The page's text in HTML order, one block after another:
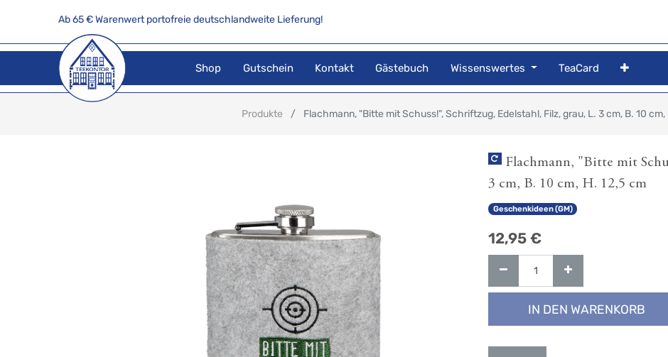
Ab 65 € Warenwert portofreie deutschlandweite Lieferung!
Shop Gutschein Kontakt Gästebuch Wissenswertes TeaCard
Produkte Flachmann, "Bitte mit Schuss!", Schriftzug, Edelstahl, Filz, grau, L. 3 cm, B. 10 cm,
Flachmann, "Bitte mit
3 cm, B. 10 cm, H. 12,5 cm
Geschenkideen (GM)
12,95 €
IN DEN WARENKORB